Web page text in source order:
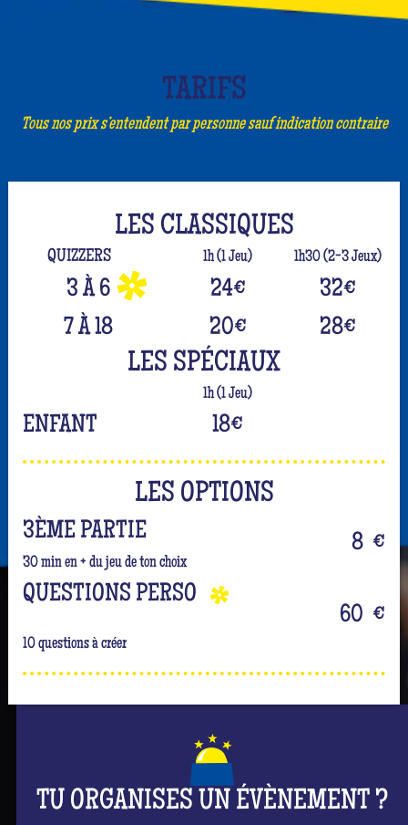
TARIFS
Tous nos prix s’entendent par personne sauf indication contraire
LES CLASSIQUES
QUIZZERS 1h (1 Jeu) 1h30 (2-3 Jeux)
3 À 6 24€ 32€
7 À 18
20€ 28€
LES SPÉCIAUX
1h (1 Jeu)
ENFANT 18€
LES OPTIONS
3ÈME PARTIE
30 min en + du jeu de ton choix
8 €
QUESTIONS PERSO
10 questions à créer
60 €
TU ORGANISES UN ÉVÈNEMENT ?